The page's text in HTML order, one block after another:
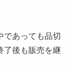
であっても品切
了後も販売を継